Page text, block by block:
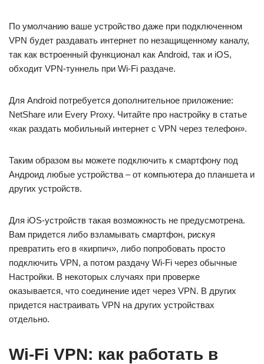
По умолчанию ваше устройство даже при подключенном
VPN будет раздавать интернет по незащищенному каналу,
так как встроенный функционал как Android, так и iOS,
обходит VPN-туннель при Wi-Fi раздаче.
Для Android потребуется дополнительное приложение:
NetShare или Every Proxy. Читайте про настройку в статье
«как раздать мобильный интернет c VPN через телефон».
Таким образом вы можете подключить к смартфону под
Андроид любые устройства – от компьютера до планшета и
других устройств.
Для iOS-устройств такая возможность не предусмотрена.
Вам придется либо взламывать смартфон, рискуя
превратить его в «кирпич», либо попробовать просто
подключить VPN, а потом раздачу Wi-Fi через обычные
Настройки. В некоторых случаях при проверке
оказывается, что соединение идет через VPN. В других
придется настраивать VPN на других устройствах
отдельно.
Wi-Fi VPN: как работать в